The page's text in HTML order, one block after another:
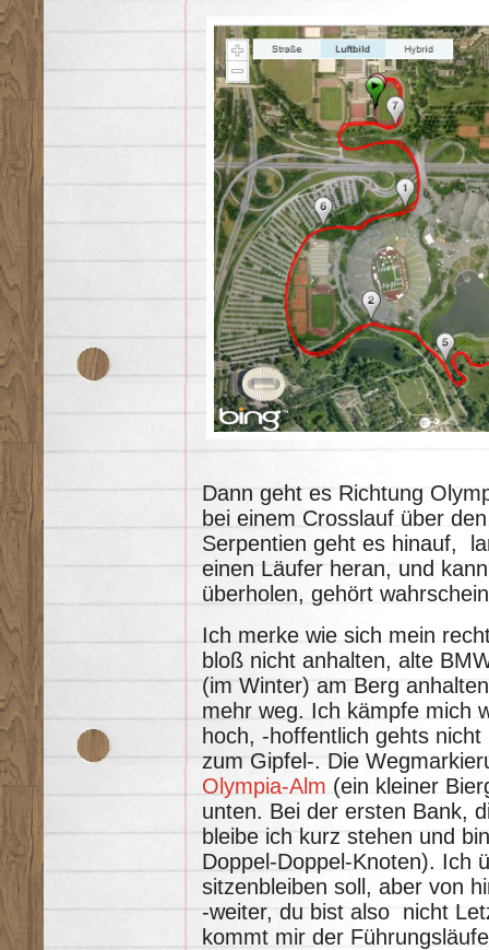
Dann geht es Richtung
bei einem Crosslauf über
Serpentien geht es hinauf,
einen Läufer heran, und
überholen, gehört
Ich merke wie sich mein
bloß nicht anhalten, alte
(im Winter) am Berg
mehr weg. Ich kämpfe mich
hoch, -hoffentlich gehts
zum Gipfel-. Die
Olympia-Alm (ein kleiner
unten. Bei der ersten Bank,
bleibe ich kurz stehen und
Doppel-Doppel-Knoten). Ich
sitzenbleiben soll, aber von
-weiter, du bist also nicht
kommt mir der